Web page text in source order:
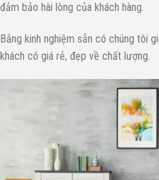
đảm bảo hài lòng của khách hàng.
Bằng kinh nghiệm sẵn có chúng tôi
khách có giá rẻ, đẹp về chất lượng.